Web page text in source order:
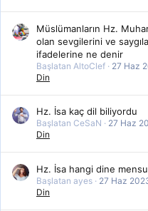
Müslümanların Hz.
olan sevgilerini ve
ifadelerine ne denir
Başlatan AltoClef 27 Haz
Din
Hz. İsa kaç dil biliyordu
Başlatan CeSaN 27 Haz
Din
Hz. İsa hangi dine
Başlatan ayes 27 Haz
Din